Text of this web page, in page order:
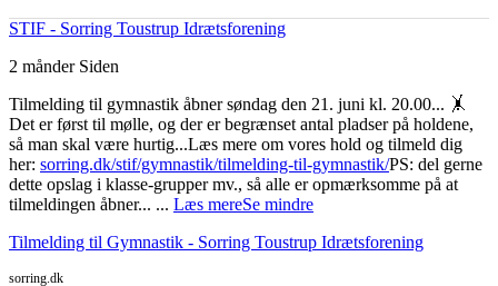
STIF - Sorring Toustrup Idrætsforening
2 månder Siden
Tilmelding til gymnastik åbner søndag den 21. juni kl. 20.00... 🤸
Det er først til mølle, og der er begrænset antal pladser på holdene,
så man skal være hurtig...Læs mere om vores hold og tilmeld dig
her: sorring.dk/stif/gymnastik/tilmelding-til-gymnastik/PS: del gerne
dette opslag i klasse-grupper mv., så alle er opmærksomme på at
tilmeldingen åbner... ... Læs mereSe mindre
Tilmelding til Gymnastik - Sorring Toustrup Idrætsforening
sorring.dk